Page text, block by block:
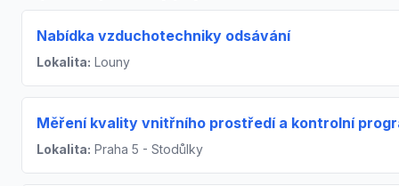
Nabídka vzduchotechniky odsávání
Lokalita: Louny
Měření kvality vnitřního prostředí a kontrolní
Lokalita: Praha 5 - Stodůlky